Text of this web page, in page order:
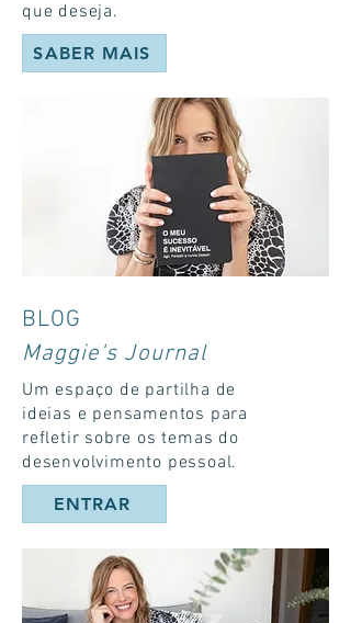
que deseja.
SABER MAIS
BLOG
Maggie's Journal
Um espaço de partilha de
ideias e pensamentos para
refletir sobre os temas do
desenvolvimento pessoal.
ENTRAR